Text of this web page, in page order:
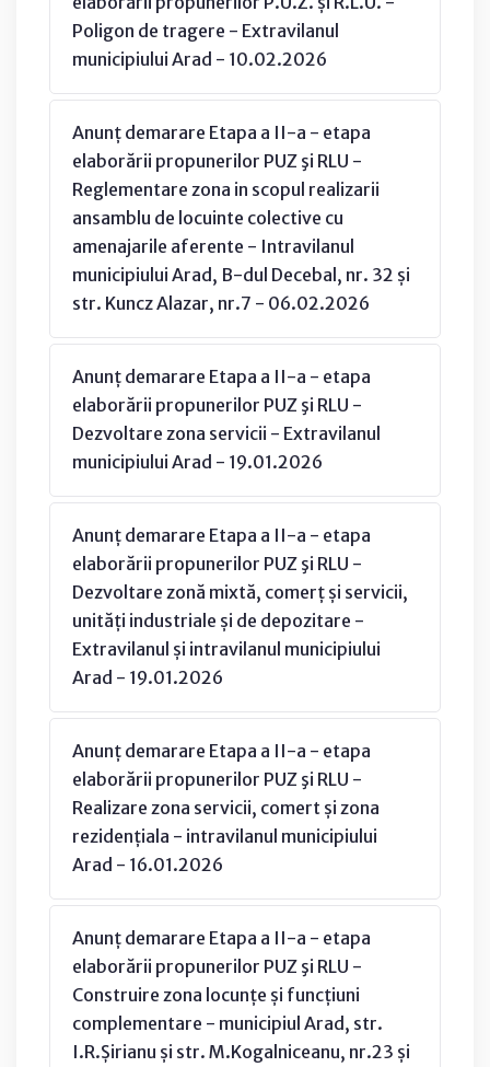
Poligon de tragere - Extravilanul
municipiului Arad - 10.02.2026
Anunț demarare Etapa a II-a - etapa
elaborării propunerilor PUZ şi RLU -
Reglementare zona in scopul realizarii
ansamblu de locuinte colective cu
amenajarile aferente - Intravilanul
municipiului Arad, B-dul Decebal, nr. 32 și
str. Kuncz Alazar, nr.7 - 06.02.2026
Anunț demarare Etapa a II-a - etapa
elaborării propunerilor PUZ şi RLU -
Dezvoltare zona servicii - Extravilanul
municipiului Arad - 19.01.2026
Anunț demarare Etapa a II-a - etapa
elaborării propunerilor PUZ şi RLU -
Dezvoltare zonă mixtă, comerț și servicii,
unități industriale și de depozitare -
Extravilanul și intravilanul municipiului
Arad - 19.01.2026
Anunț demarare Etapa a II-a - etapa
elaborării propunerilor PUZ şi RLU -
Realizare zona servicii, comert și zona
rezidențiala - intravilanul municipiului
Arad - 16.01.2026
Anunț demarare Etapa a II-a - etapa
elaborării propunerilor PUZ şi RLU -
Construire zona locunțe și funcțiuni
complementare - municipiul Arad, str.
I.R.Șirianu și str. M.Kogalniceanu, nr.23 și